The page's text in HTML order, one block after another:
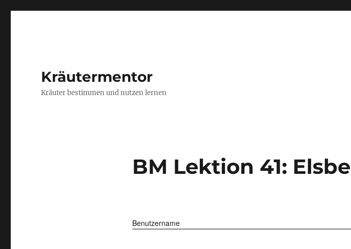
Kräutermentor
Kräuter bestimmen und nutzen lernen
BM Lektion 41:
Benutzername